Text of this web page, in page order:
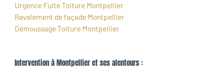
Urgence Fuite Toiture Montpellier
Ravalement de façade Montpellier
Démoussage Toiture Montpellier
Intervention à Montpellier et ses alentours :